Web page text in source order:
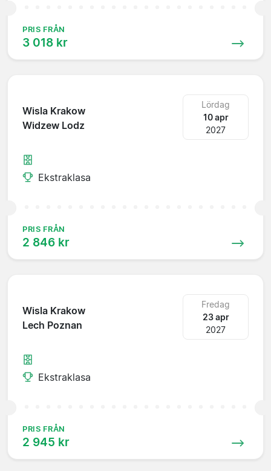
PRIS FRÅN
3 018 kr
Wisla Krakow
Widzew Lodz
Lördag
10 apr
2027
Ekstraklasa
PRIS FRÅN
2 846 kr
Wisla Krakow
Lech Poznan
Fredag
23 apr
2027
Ekstraklasa
PRIS FRÅN
2 945 kr